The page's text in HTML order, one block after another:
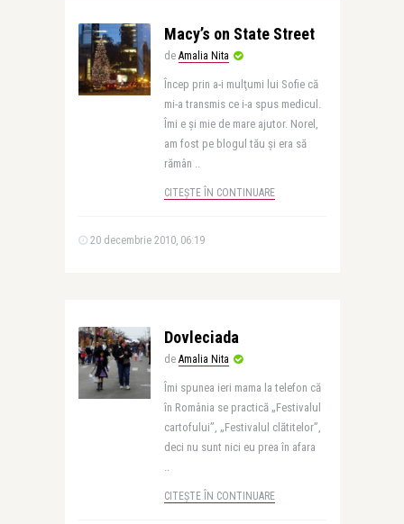
Macy’s on State Street
de Amalia Nita
Încep prin a-i mulţumi lui Sofie că
mi-a transmis ce i-a spus medicul.
Îmi e şi mie de mare ajutor. Norel,
am fost pe blogul tău şi era să
rămân ..
CITEȘTE ÎN CONTINUARE
20 decembrie 2010, 06:19
Dovleciada
de Amalia Nita
Îmi spunea ieri mama la telefon că
în România se practică „Festivalul
cartofului”, „Festivalul clătitelor”,
deci nu sunt nici eu prea în afara
..
CITEȘTE ÎN CONTINUARE